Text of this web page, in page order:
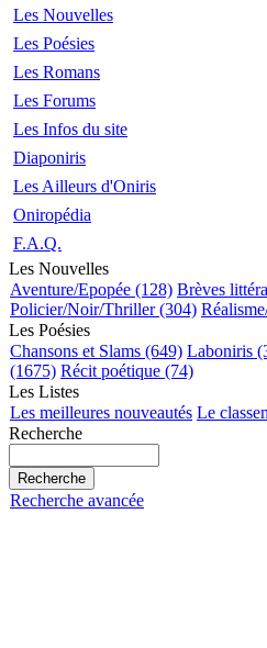
Les Nouvelles
Les Poésies
Les Romans
Les Forums
Les Infos du site
Diaponiris
Les Ailleurs d'Oniris
Oniropédia
F.A.Q.
Les Nouvelles
Aventure/Epopée (128) Brèves
Policier/Noir/Thriller (304)
Les Poésies
Chansons et Slams (649) Laboniris
(1675) Récit poétique (74)
Les Listes
Les meilleures nouveautés Le
Recherche
Recherche avancée